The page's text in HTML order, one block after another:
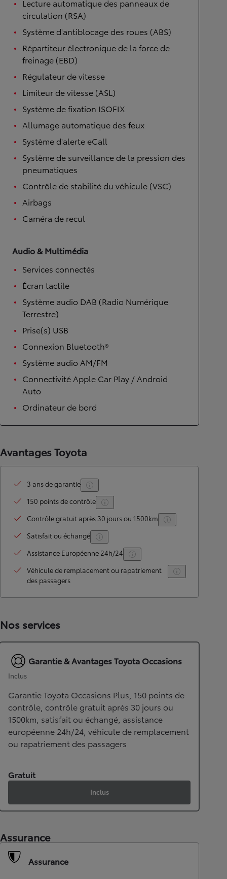
Lecture automatique des panneaux de
circulation (RSA)
Système d'antiblocage des roues (ABS)
Répartiteur électronique de la force de
freinage (EBD)
Régulateur de vitesse
Limiteur de vitesse (ASL)
Système de fixation ISOFIX
Allumage automatique des feux
Système d'alerte eCall
Système de surveillance de la pression des
pneumatiques
Contrôle de stabilité du véhicule (VSC)
Airbags
Caméra de recul
Audio & Multimédia
Services connectés
Écran tactile
Système audio DAB (Radio Numérique
Terrestre)
Prise(s) USB
Connexion Bluetooth®
Système audio AM/FM
Connectivité Apple Car Play / Android
Auto
Ordinateur de bord
Avantages Toyota
3 ans de garantie
150 points de contrôle
Contrôle gratuit après 30 jours ou 1500km
Satisfait ou échangé
Assistance Européenne 24h/24
Véhicule de remplacement ou rapatriement
des passagers
Nos services
Garantie & Avantages Toyota Occasions
Inclus
Garantie Toyota Occasions Plus, 150 points de
contrôle, contrôle gratuit après 30 jours ou
1500km, satisfait ou échangé, assistance
européenne 24h/24, véhicule de remplacement
ou rapatriement des passagers
Gratuit
Inclus
Assurance
Assurance